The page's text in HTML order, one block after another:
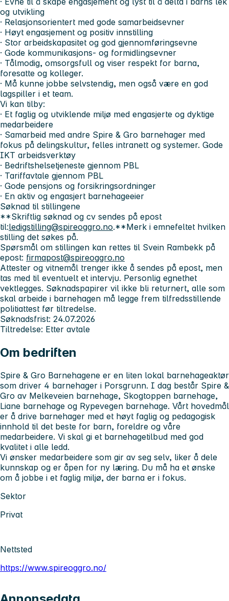
og utvikling
· Relasjonsorientert med gode samarbeidsevner
· Høyt engasjement og positiv innstilling
· Stor arbeidskapasitet og god gjennomføringsevne
· Gode kommunikasjons- og formidlingsevner
· Tålmodig, omsorgsfull og viser respekt for barna,
foresatte og kolleger.
· Må kunne jobbe selvstendig, men også være en god
lagspiller i et team.
Vi kan tilby:
· Et faglig og utviklende miljø med engasjerte og dyktige
medarbeidere
· Samarbeid med andre Spire & Gro barnehager med
fokus på delingskultur, felles intranett og systemer. Gode
IKT arbeidsverktøy
· Bedriftshelsetjeneste gjennom PBL
· Tariffavtale gjennom PBL
· Gode pensjons og forsikringsordninger
· En aktiv og engasjert barnehageeier
Søknad til stillingene
**Skriftlig søknad og cv sendes på epost
til:ledigstilling@spireoggro.no.**Merk i emnefeltet hvilken
stilling det søkes på.
Spørsmål om stillingen kan rettes til Svein Rambekk på
epost: firmapost@spireoggro.no
Attester og vitnemål trenger ikke å sendes på epost, men
tas med til eventuelt et intervju. Personlig egnethet
vektlegges. Søknadspapirer vil ikke bli returnert, alle som
skal arbeide i barnehagen må legge frem tilfredsstillende
politiattest før tiltredelse.
Søknadsfrist: 24.07.2026
Tiltredelse: Etter avtale
Om bedriften
Spire & Gro Barnehagene er en liten lokal barnehageaktør
som driver 4 barnehager i Porsgrunn. I dag består Spire &
Gro av Melkeveien barnehage, Skogtoppen barnehage,
Liane barnehage og Rypevegen barnehage. Vårt hovedmål
er å drive barnehager med et høyt faglig og pedagogisk
innhold til det beste for barn, foreldre og våre
medarbeidere. Vi skal gi et barnehagetilbud med god
kvalitet i alle ledd.
Vi ønsker medarbeidere som gir av seg selv, liker å dele
kunnskap og er åpen for ny læring. Du må ha et ønske
om å jobbe i et faglig miljø, der barna er i fokus.
Sektor
Privat
Nettsted
https://www.spireoggro.no/